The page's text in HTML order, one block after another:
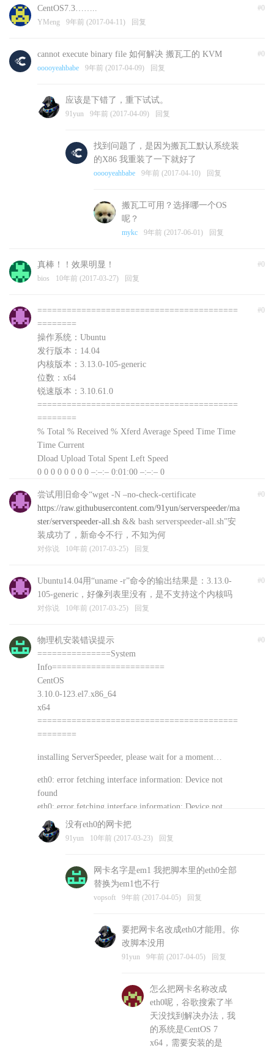
#0
CentOS7.3……..
YMeng 9年前 (2017-04-11) 回复
#0
cannot execute binary file 如何解决 搬瓦工的 KVM
ooooyeahbabe 9年前 (2017-04-09) 回复
应该是下错了，重下试试。
91yun 9年前 (2017-04-09) 回复
找到问题了，是因为搬瓦工默认系统装
的X86 我重装了一下就好了
ooooyeahbabe 9年前 (2017-04-10) 回复
搬瓦工可用？选择哪一个OS
呢？
mykc 9年前 (2017-06-01) 回复
#0
真棒！！效果明显！
bios 10年前 (2017-03-27) 回复
#0
=========================================
========
操作系统：Ubuntu
发行版本：14.04
内核版本：3.13.0-105-generic
位数：x64
锐速版本：3.10.61.0
=========================================
========
% Total % Received % Xferd Average Speed Time Time
Time Current
Dload Upload Total Spent Left Speed
0 0 0 0 0 0 0 0 –:–:– 0:01:00 –:–:– 0
文件下载失败，自动退出，可以前往
http://www.91yun.org/serverspeeder91yun手动下载安装
包
对你说 10年前 (2017-03-25) 回复
#0
尝试用旧命令“wget -N –no-check-certificate
https://raw.githubusercontent.com/91yun/serverspeeder/ma
ster/serverspeeder-all.sh && bash serverspeeder-all.sh”安
装成功了，新命令不行，不知为何
对你说 10年前 (2017-03-25) 回复
#0
Ubuntu14.04用“uname -r”命令的输出结果是：3.13.0-
105-generic，好像列表里没有，是不支持这个内核吗
对你说 10年前 (2017-03-25) 回复
#0
物理机安装错误提示
===============System
Info=======================
CentOS
3.10.0-123.el7.x86_64
x64
=========================================
========
installing ServerSpeeder, please wait for a moment…
eth0: error fetching interface information: Device not
found
eth0: error fetching interface information: Device not
found
vopsoft 10年前 (2017-03-23) 回复
没有eth0的网卡把
91yun 10年前 (2017-03-23) 回复
网卡名字是em1 我把脚本里的eth0全部
替换为em1也不行
vopsoft 9年前 (2017-04-05) 回复
要把网卡名改成eth0才能用。你
改脚本没用
91yun 9年前 (2017-04-05) 回复
怎么把网卡名称改成
eth0呢，谷歌搜索了半
天没找到解决办法，我
的系统是CentOS 7
x64，需要安装的是